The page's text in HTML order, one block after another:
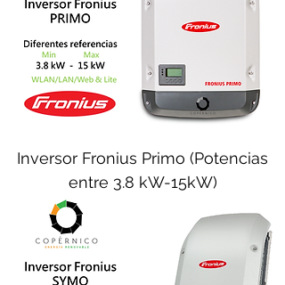
Inversor Fronius Primo (Potencias
entre 3.8 kW-15kW)